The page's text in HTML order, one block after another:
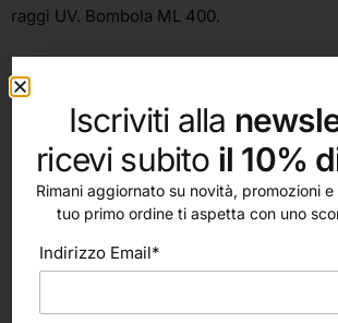
raggi UV. Bombola ML 400.
Iscriviti alla
ricevi subito il 10%
Rimani aggiornato su novità, promozioni e
tuo primo ordine ti aspetta con uno
Indirizzo Email*